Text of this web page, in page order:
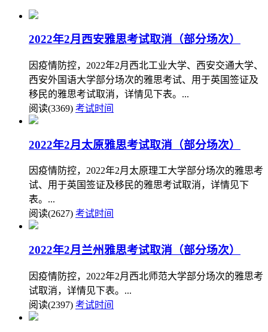
2022年2月西安雅思考试取消（部分场次）
因疫情防控，2022年2月西北工业大学、西安交通大学、
西安外国语大学部分场次的雅思考试、用于英国签证及
移民的雅思考试取消，详情见下表。...
阅读(3369) 考试时间
2022年2月太原雅思考试取消（部分场次）
因疫情防控，2022年2月太原理工大学部分场次的雅思考
试、用于英国签证及移民的雅思考试取消，详情见下
表。...
阅读(2627) 考试时间
2022年2月兰州雅思考试取消（部分场次）
因疫情防控，2022年2月西北师范大学部分场次的雅思考
试取消，详情见下表。...
阅读(2397) 考试时间